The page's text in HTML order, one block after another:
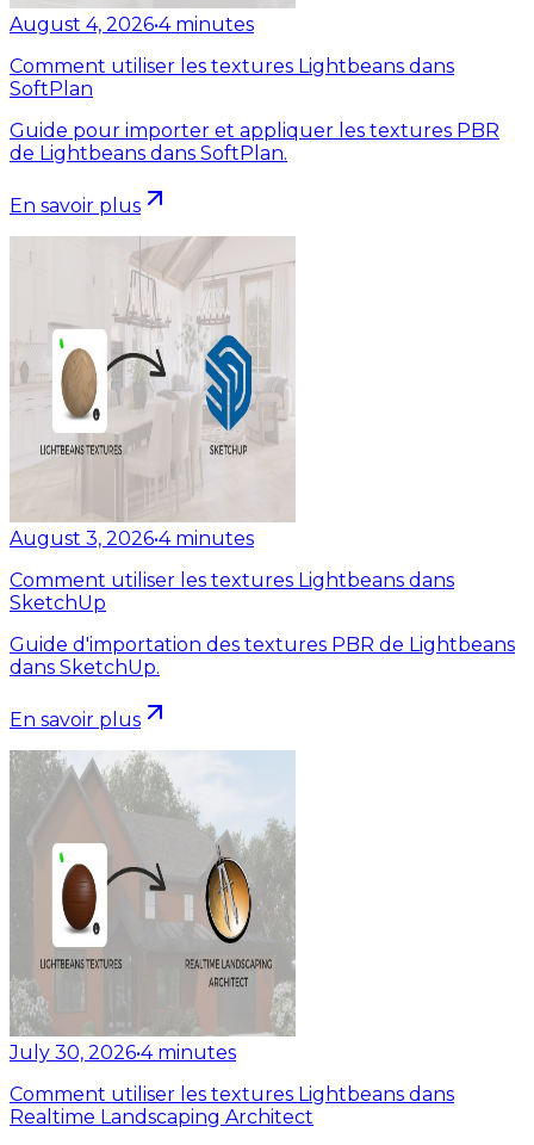
August 4, 2026•4 minutes
Comment utiliser les textures Lightbeans dans
SoftPlan
Guide pour importer et appliquer les textures PBR
de Lightbeans dans SoftPlan.
En savoir plus
August 3, 2026•4 minutes
Comment utiliser les textures Lightbeans dans
SketchUp
Guide d'importation des textures PBR de Lightbeans
dans SketchUp.
En savoir plus
July 30, 2026•4 minutes
Comment utiliser les textures Lightbeans dans
Realtime Landscaping Architect